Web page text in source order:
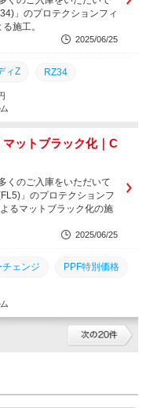
PPF特別メニュー
」のプロテクションフィ
施工。
2025/06/25
ィZ RZ34
プロテクションフィルム
ットブラック化｜C
くのご入庫をいただいて
」のプロテクションフ
るマットブラック化の施
2025/06/25
チェンジ PPF特別価格
クタイプR タイプR